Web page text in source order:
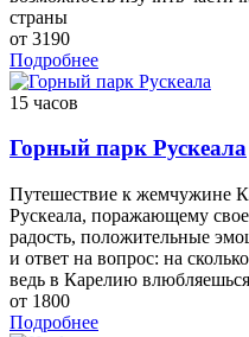
страны
от 3190
Подробнее
15 часов
Горный парк Рускеала
Путешествие к жемчужине
Рускеала, поражающему
радость, положительные
и ответ на вопрос: на
ведь в Карелию влюбляешься
от 1800
Подробнее